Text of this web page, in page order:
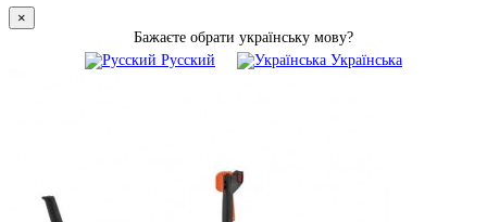
×
Бажаєте обрати українську мову?
Русский
Українська